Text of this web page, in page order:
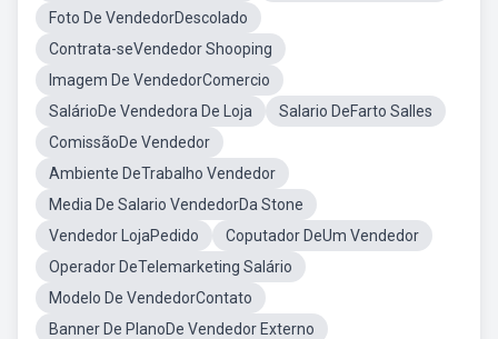
Foto De VendedorDescolado
Contrata-seVendedor Shooping
Imagem De VendedorComercio
SalárioDe Vendedora De Loja
Salario DeFarto Salles
ComissãoDe Vendedor
Ambiente DeTrabalho Vendedor
Media De Salario VendedorDa Stone
Vendedor LojaPedido
Coputador DeUm Vendedor
Operador DeTelemarketing Salário
Modelo De VendedorContato
Banner De PlanoDe Vendedor Externo